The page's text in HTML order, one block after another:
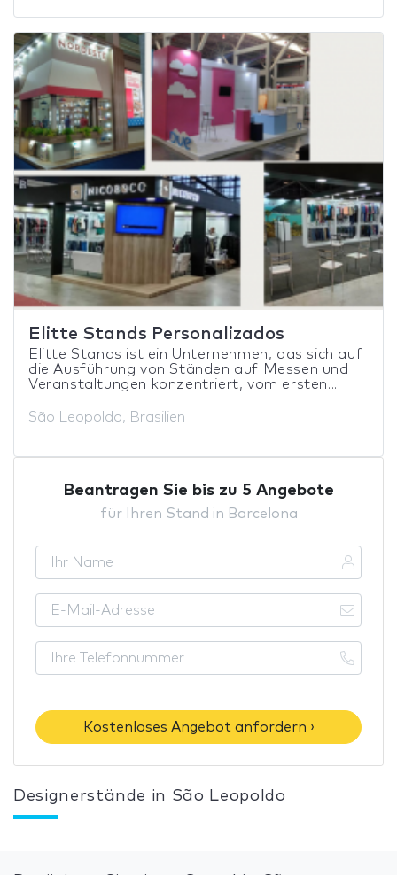
Elitte Stands Personalizados
Elitte Stands ist ein Unternehmen, das sich auf
die Ausführung von Ständen auf Messen und
Veranstaltungen konzentriert, vom ersten...
São Leopoldo, Brasilien
Beantragen Sie bis zu 5 Angebote
für Ihren Stand in Barcelona
Kostenloses Angebot anfordern ›
Designerstände in São Leopoldo